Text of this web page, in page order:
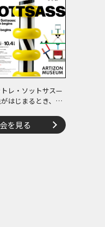
レ・ソットサス—
はじまるとき、デ
を見る